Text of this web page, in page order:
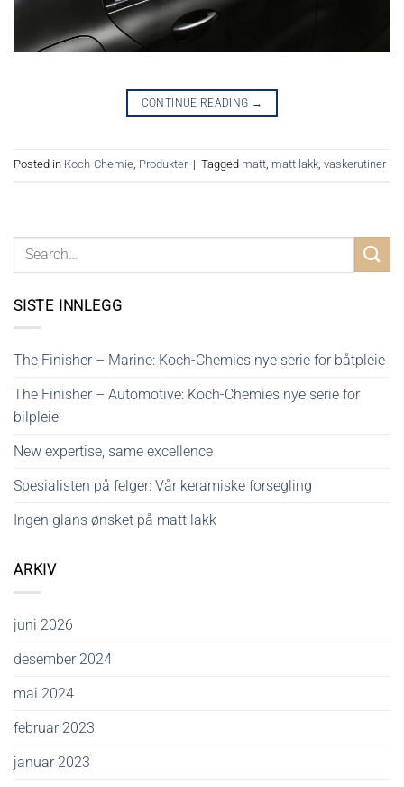
SISTE INNLEGG
The Finisher – Marine: Koch-Chemies nye serie for båtpleie
The Finisher – Automotive: Koch-Chemies nye serie for
bilpleie
New expertise, same excellence
Spesialisten på felger: Vår keramiske forsegling
Ingen glans ønsket på matt lakk
ARKIV
juni 2026
desember 2024
mai 2024
februar 2023
januar 2023
CONTINUE READING →
Posted in Koch-Chemie, Produkter | Tagged matt, matt lakk, vaskerutiner